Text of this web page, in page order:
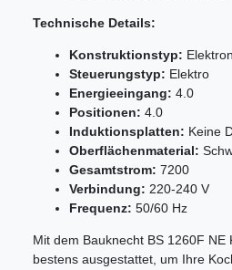
Technische Details:
Konstruktionstyp:
Steuerungstyp: Elektro
Energieeingang: 4.0
Positionen: 4.0
Induktionsplatten: Keine
Oberflächenmaterial:
Gesamtstrom: 7200
Verbindung: 220-240 V
Frequenz: 50/60 Hz
Mit dem Bauknecht BS 1260F NE
bestens ausgestattet, um Ihre